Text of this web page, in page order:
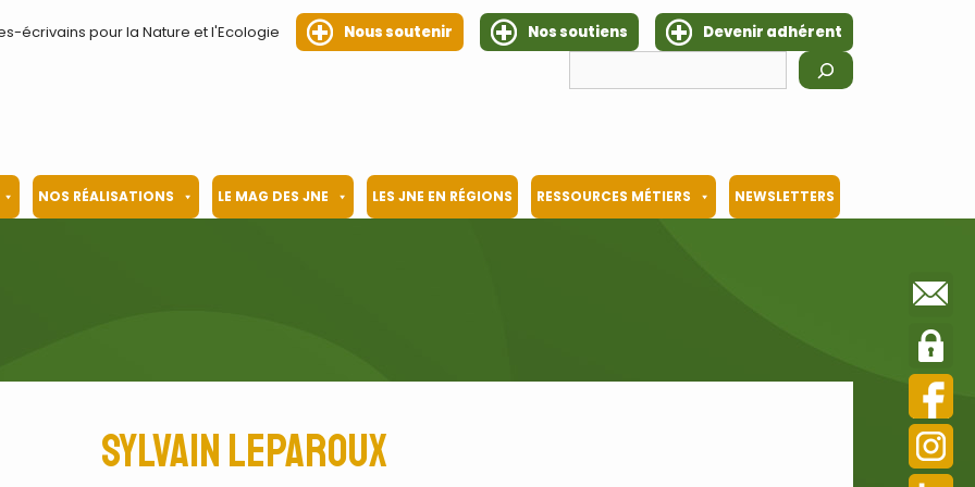
écrivains pour la Nature et l'Ecologie Nous soutenir Nos soutiens
Devenir adhérent
NOS RÉALISATIONS LE MAG DES JNE LES JNE EN RÉGIONS RESSOURCES MÉTIERS NEWSLETTERS
Sylvain Leparoux